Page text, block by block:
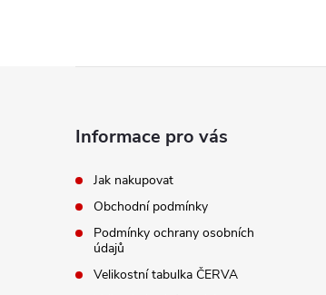
Informace pro vás
Jak nakupovat
Obchodní podmínky
Podmínky ochrany osobních
údajů
Velikostní tabulka ČERVA